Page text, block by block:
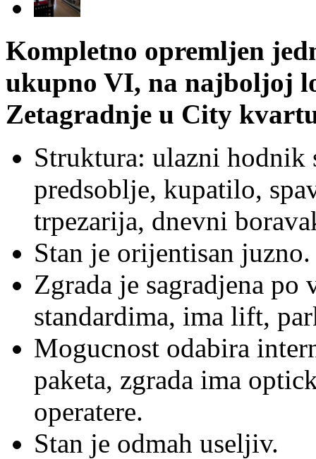
Kompletno opremljen
ukupno VI, na najboljoj
Zetagradnje u City
Struktura: ulazni hodnik
predsoblje, kupatilo,
trpezarija, dnevni
Stan je orijentisan juzno.
Zgrada je sagradjena
standardima, ima lift,
Mogucnost odabira
paketa, zgrada ima
operatere.
Stan je odmah useljiv.